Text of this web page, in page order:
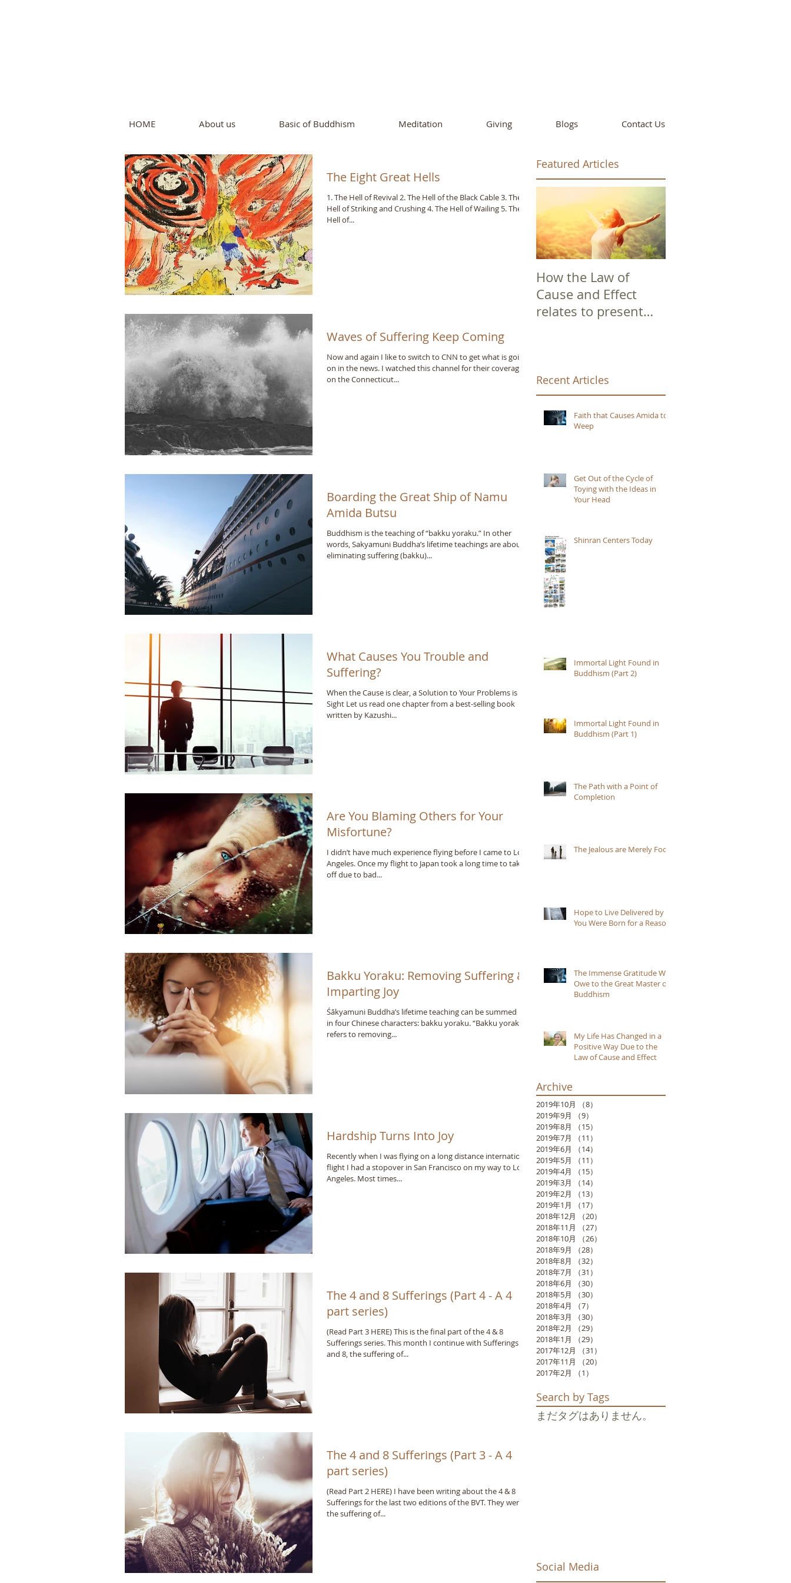
HOME About us Basic of Buddhism Meditation Giving Blogs Contact Us
The Eight Great Hells
1. The Hell of Revival 2. The Hell of the Black Cable 3. The
Hell of Striking and Crushing 4. The Hell of Wailing 5. The
Hell of...
Waves of Suffering Keep Coming
Now and again I like to switch to CNN to get what is going
on in the news. I watched this channel for their coverage
on the Connecticut...
Boarding the Great Ship of Namu
Amida Butsu
Buddhism is the teaching of “bakku yoraku.” In other
words, Sakyamuni Buddha’s lifetime teachings are about
eliminating suffering (bakku)...
What Causes You Trouble and
Suffering?
When the Cause is clear, a Solution to Your Problems is in
Sight Let us read one chapter from a best-selling book
written by Kazushi...
Are You Blaming Others for Your
Misfortune?
I didn’t have much experience flying before I came to Los
Angeles. Once my flight to Japan took a long time to take
off due to bad...
Bakku Yoraku: Removing Suffering &
Imparting Joy
Śākyamuni Buddha’s lifetime teaching can be summed up
in four Chinese characters: bakku yoraku. “Bakku yoraku”
refers to removing...
Hardship Turns Into Joy
Recently when I was flying on a long distance international
flight I had a stopover in San Francisco on my way to Los
Angeles. Most times...
The 4 and 8 Sufferings (Part 4 - A 4
part series)
(Read Part 3 HERE) This is the final part of the 4 & 8
Sufferings series. This month I continue with Sufferings 7
and 8, the suffering of...
The 4 and 8 Sufferings (Part 3 - A 4
part series)
(Read Part 2 HERE) I have been writing about the 4 & 8
Sufferings for the last two editions of the BVT. They were
the suffering of...
Featured Articles
How the Law of
Cause and Effect
relates to present
Recent Articles
Faith that Causes Amida to
Weep
Get Out of the Cycle of
Toying with the Ideas in
Your Head
Shinran Centers Today
Immortal Light Found in
Buddhism (Part 2)
Immortal Light Found in
Buddhism (Part 1)
The Path with a Point of
Completion
The Jealous are Merely Fools
Hope to Live Delivered by
You Were Born for a Reason
The Immense Gratitude We
Owe to the Great Master of
Buddhism
My Life Has Changed in a
Positive Way Due to the
Law of Cause and Effect
Archive
2019年10月 （8）
2019年9月
（9）
2019年8月
（15）
2019年7月
（11）
2019年6月
（14）
2019年5月
（11）
2019年4月
（15）
2019年3月
（14）
2019年2月
（13）
2019年1月
（17）
2018年12月
（20）
2018年11月
（27）
2018年10月
（26）
2018年9月
（28）
2018年8月
（32）
2018年7月
（31）
2018年6月
（30）
2018年5月
（30）
2018年4月
（7）
2018年3月
（30）
2018年2月
（29）
2018年1月
（29）
2017年12月
（31）
2017年11月
（20）
2017年2月
（1）
Search by Tags
まだタグはありません。
Social Media